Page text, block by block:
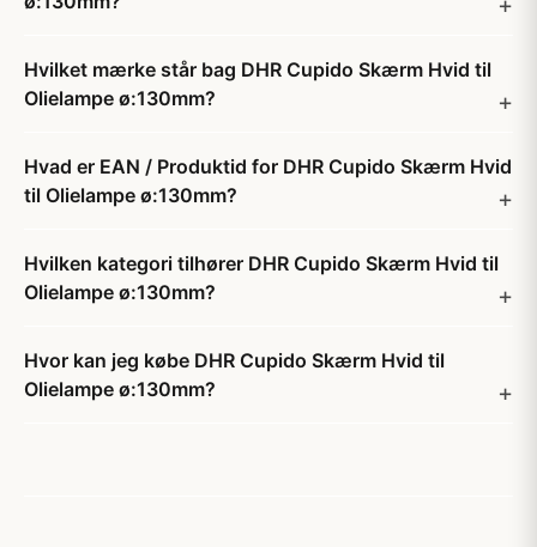
Hvilket mærke står bag DHR Cupido Skærm Hvid til
Olielampe ø:130mm?
Hvad er EAN / Produktid for DHR Cupido Skærm Hvid
til Olielampe ø:130mm?
Hvilken kategori tilhører DHR Cupido Skærm Hvid til
Olielampe ø:130mm?
Hvor kan jeg købe DHR Cupido Skærm Hvid til
Olielampe ø:130mm?